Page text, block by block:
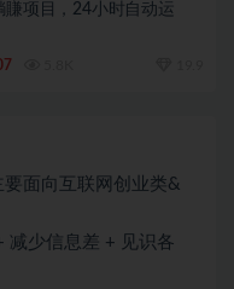
项目，24小时自动运
面向互联网创业类&
减少信息差 + 见识各